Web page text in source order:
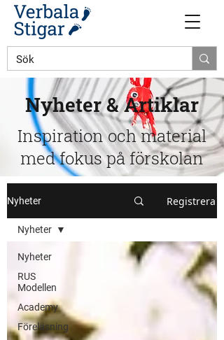
Nyheter & Artiklar
Inspiration och material
med fokus på förskolan
Nyheter Registrera
Nyheter
RUS
Modellen
Academy
Föreläsning
Nyheter